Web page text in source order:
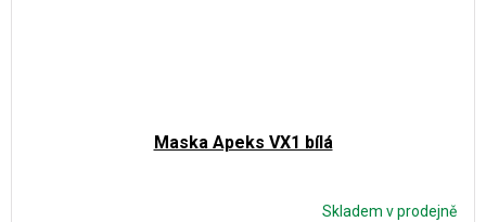
Maska Apeks VX1 bílá
Skladem v prodejně